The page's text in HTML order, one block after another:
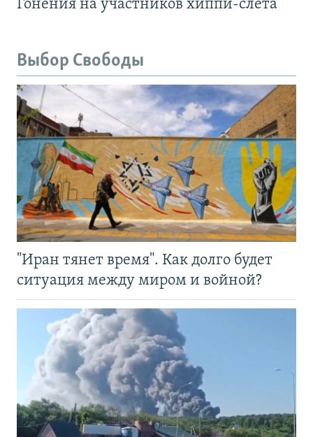
Гонения на участников хиппи-слёта
Выбор Свободы
"Иран тянет время". Как долго будет
ситуация между миром и войной?